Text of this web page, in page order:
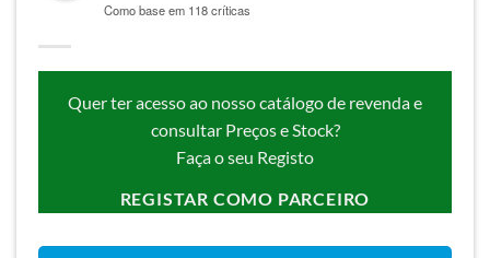
Como base em 118 críticas
Quer ter acesso ao nosso catálogo de revenda e
consultar Preços e Stock?
Faça o seu Registo
REGISTAR COMO PARCEIRO